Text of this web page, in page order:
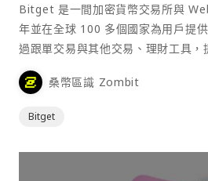
Bitget 是一間加密貨幣交易所與
年並在全球 100 多個國家為用戶提
過跟單交易與其他交易、理財工具，
桑幣區識 Zombit
Bitget